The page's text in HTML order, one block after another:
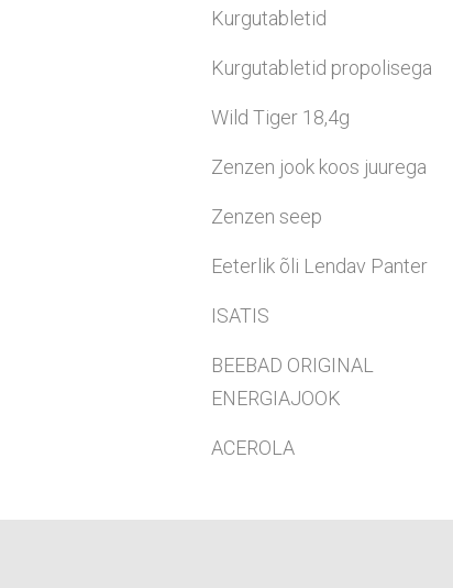
Kurgutabletid
Kurgutabletid propolisega
Wild Tiger 18,4g
Zenzen jook koos juurega
Zenzen seep
Eeterlik õli Lendav Panter
ISATIS
BEEBAD ORIGINAL
ENERGIAJOOK
ACEROLA